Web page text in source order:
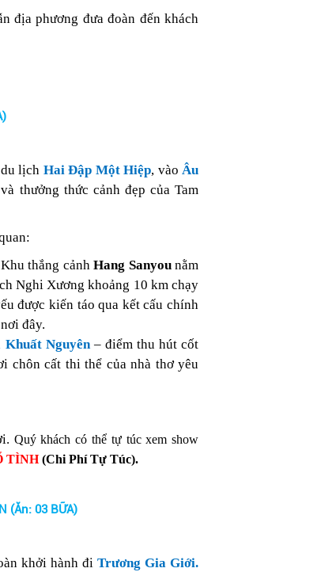
địa phương đưa đoàn đến khách
lịch Hai Đập Một Hiệp, vàoÂu
thưởng thức cảnh đẹp của Tam
thắng cảnhHang Sanyounằm
Nghi Xương khoảng 10 km chạy
được kiến táo qua kết cấu chính
đây.
Khuất Nguyên – điểm thu hút cốt
chôn cất thi thể của nhà thơ yêu
Quý khách có thể tự túc xem show
TÌNH(Chi Phí Tự Túc).
(Ăn: 03 BỮA)
khởi hành đi Trương Gia Giới.